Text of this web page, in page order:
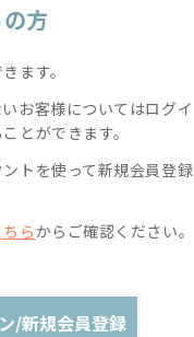
方
ます。
お客様についてはログイ
とができます。
トを使って新規会員登録
ちらからご確認ください。
/新規会員登録